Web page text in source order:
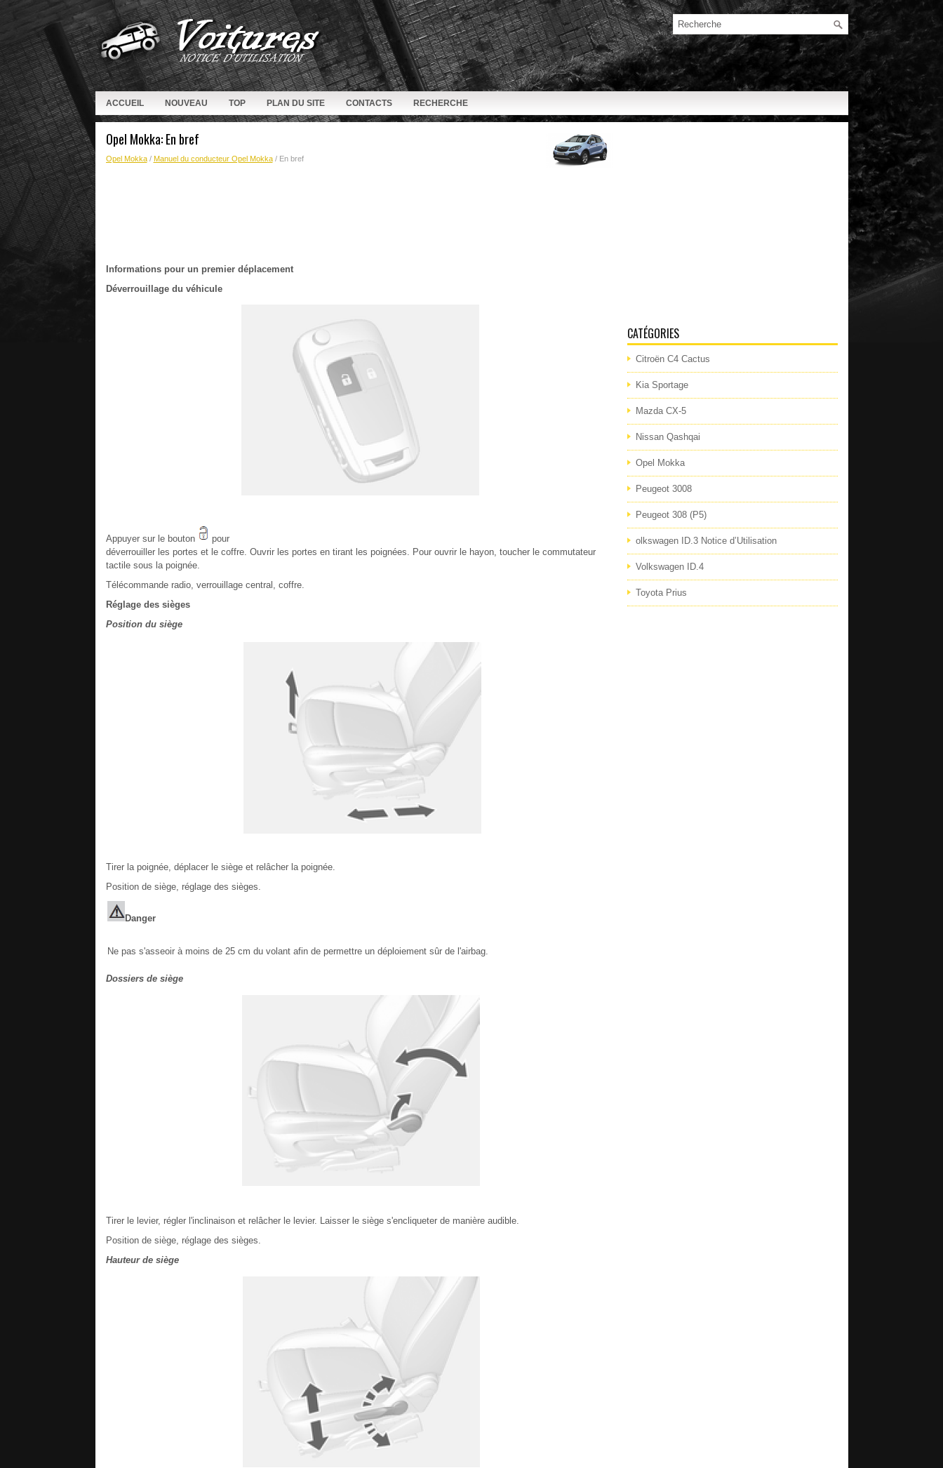
ACCUEIL NOUVEAU TOP PLAN DU SITE CONTACTS RECHERCHE
Opel Mokka: En bref
Opel Mokka/ Manuel du conducteur Opel Mokka/ En bref
Informations pour un premier déplacement
Déverrouillage du véhicule
Appuyer sur le bouton
pour
déverrouiller les portes et le coffre. Ouvrir les portes en tirant les poignées. Pour ouvrir le hayon, toucher le commutateur
tactile sous la poignée.
Télécommande radio, verrouillage central, coffre.
Réglage des sièges
Position du siège
Tirer la poignée, déplacer le siège et relâcher la poignée.
Position de siège, réglage des sièges.
Danger
Ne pas s'asseoir à moins de 25 cm du volant afin de permettre un déploiement sûr de l'airbag.
Dossiers de siège
Tirer le levier, régler l'inclinaison et relâcher le levier. Laisser le siège s'encliqueter de manière audible.
Position de siège, réglage des sièges.
Hauteur de siège
CATÉGORIES
Citroën C4 Cactus
Kia Sportage
Mazda CX-5
Nissan Qashqai
Opel Mokka
Peugeot 3008
Peugeot 308 (P5)
olkswagen ID.3 Notice d’Utilisation
Volkswagen ID.4
Toyota Prius